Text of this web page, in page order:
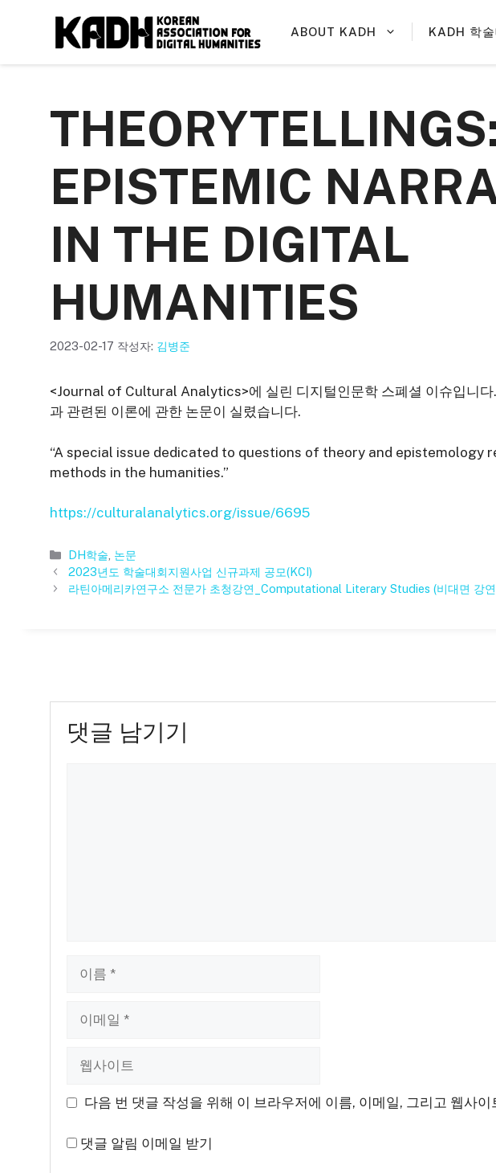
ABOUT KADH KADH 학술
EPISTEMIC
IN THE DIGITAL
HUMANITIES
2023-02-17 작성자: 김병준
<Journal of Cultural Analytics>에 실린 디지털인문학 스폐셜 이슈입니다
과 관련된 이론에 관한 논문이 실렸습니다.
“A special issue dedicated to questions of theory and epistemology
methods in the humanities.”
https://culturalanalytics.org/issue/6695
카
테
고
DH학술 논문
2023년도 학술대회지원사업 신규과제 공모(KCI)
라틴아메리카연구소 전문가 초청강연_Computational Literary Studies (비대면 강
댓글 남기기
이 다음 번 댓글 작성을 위해 이 브라우저에 이름, 이메일, 그리고 웹사
댓글 알림 이메일 받기